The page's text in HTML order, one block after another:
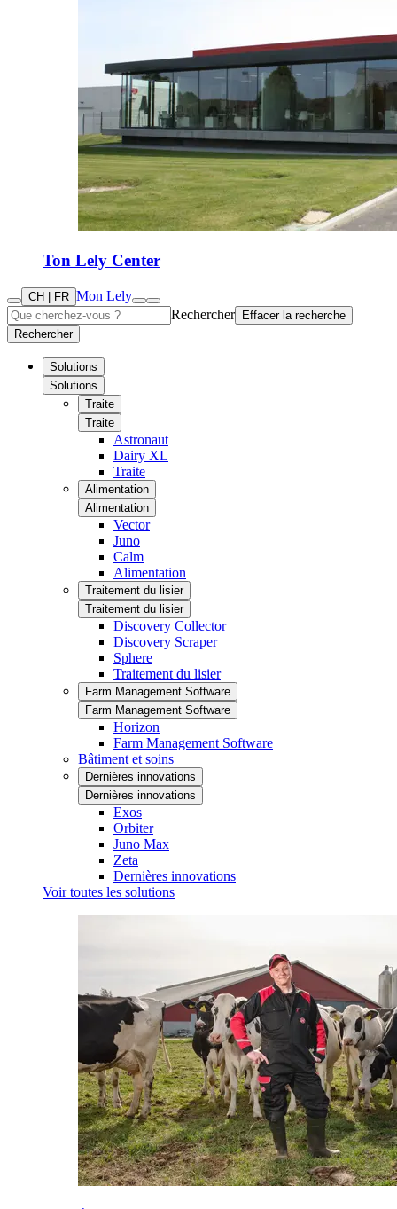
Ton Lely Center
CH | FR Mon Lely
Rechercher
Effacer la recherche
Rechercher
Solutions
Solutions
Traite
Traite
Astronaut
Dairy XL
Traite
Alimentation
Alimentation
Vector
Juno
Calm
Alimentation
Traitement du lisier
Traitement du lisier
Discovery Collector
Discovery Scraper
Sphere
Traitement du lisier
Farm Management Software
Farm Management Software
Horizon
Farm Management Software
Bâtiment et soins
Dernières innovations
Dernières innovations
Exos
Orbiter
Juno Max
Zeta
Dernières innovations
Voir toutes les solutions